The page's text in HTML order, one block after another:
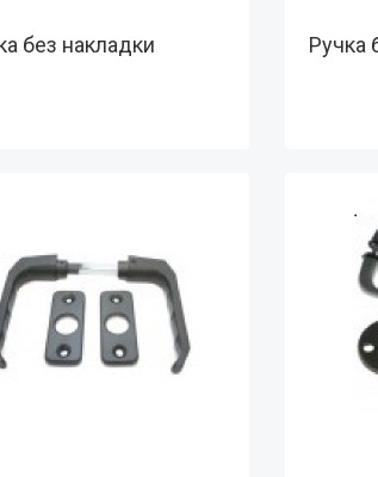
без накладки Ручка